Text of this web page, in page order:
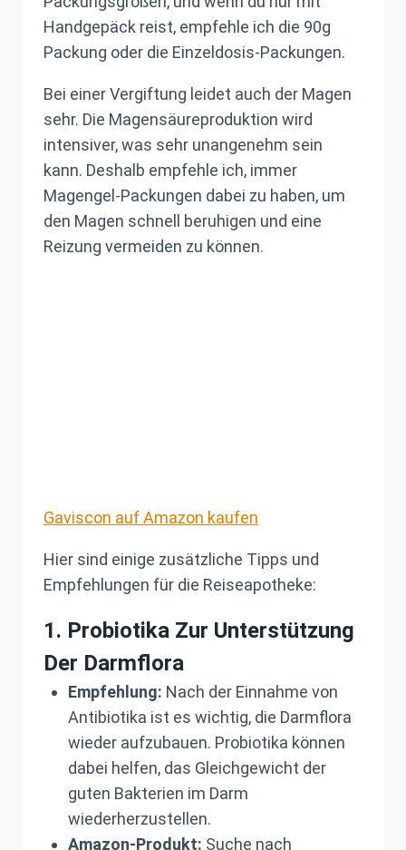
Handgepäck reist, empfehle ich die 90g
Packung oder die Einzeldosis-Packungen.
Bei einer Vergiftung leidet auch der Magen
sehr. Die Magensäureproduktion wird
intensiver, was sehr unangenehm sein
kann. Deshalb empfehle ich, immer
Magengel-Packungen dabei zu haben, um
den Magen schnell beruhigen und eine
Reizung vermeiden zu können.
Gaviscon auf Amazon kaufen
Hier sind einige zusätzliche Tipps und
Empfehlungen für die Reiseapotheke:
1. Probiotika Zur Unterstützung
Der Darmflora
Empfehlung: Nach der Einnahme von
Antibiotika ist es wichtig, die Darmflora
wieder aufzubauen. Probiotika können
dabei helfen, das Gleichgewicht der
guten Bakterien im Darm
wiederherzustellen.
Amazon-Produkt: Suche nach